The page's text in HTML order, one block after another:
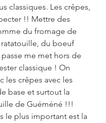
classiques. Les crêpes,
!! Mettre des
du fromage de
du boeuf
me met hors de
classique ! On
les crêpes avec les
base et surtout la
de Guéméné !!!
le plus important est la